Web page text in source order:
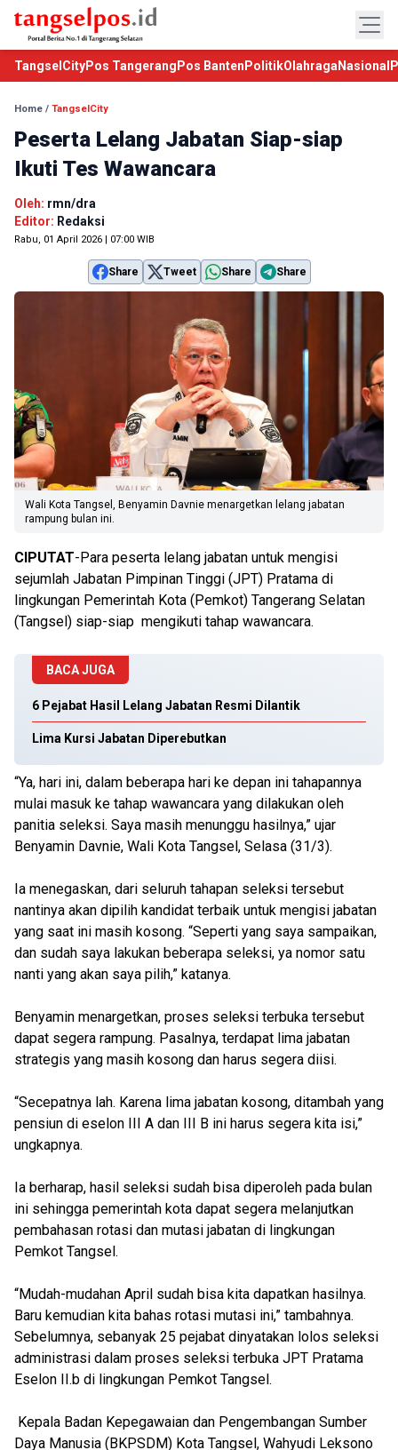
TangselCityPos Tangerang Pos Banten PolitikOlahraga Nasional
Home / TangselCity
Peserta Lelang Jabatan Siap-siap
Ikuti Tes Wawancara
Oleh: rmn/dra
Editor: Redaksi
Rabu, 01 April 2026 | 07:00 WIB
Share Tweet Share Share
Wali Kota Tangsel, Benyamin Davnie menargetkan lelang jabatan
rampung bulan ini.
CIPUTAT-Para peserta lelang jabatan untuk mengisi
sejumlah Jabatan Pimpinan Tinggi (JPT) Pratama di
lingkungan Pemerintah Kota (Pemkot) Tangerang Selatan
(Tangsel) siap-siap mengikuti tahap wawancara.
BACA JUGA
6 Pejabat Hasil Lelang Jabatan Resmi Dilantik
Lima Kursi Jabatan Diperebutkan
“Ya, hari ini, dalam beberapa hari ke depan ini tahapannya
mulai masuk ke tahap wawancara yang dilakukan oleh
panitia seleksi. Saya masih menunggu hasilnya,” ujar
Benyamin Davnie, Wali Kota Tangsel, Selasa (31/3).
Ia menegaskan, dari seluruh tahapan seleksi tersebut
nantinya akan dipilih kandidat terbaik untuk mengisi jabatan
yang saat ini masih kosong. “Seperti yang saya sampaikan,
dan sudah saya lakukan beberapa seleksi, ya nomor satu
nanti yang akan saya pilih,” katanya.
Benyamin menargetkan, proses seleksi terbuka tersebut
dapat segera rampung. Pasalnya, terdapat lima jabatan
strategis yang masih kosong dan harus segera diisi.
“Secepatnya lah. Karena lima jabatan kosong, ditambah yang
pensiun di eselon III A dan III B ini harus segera kita isi,”
ungkapnya.
Ia berharap, hasil seleksi sudah bisa diperoleh pada bulan
ini sehingga pemerintah kota dapat segera melanjutkan
pembahasan rotasi dan mutasi jabatan di lingkungan
Pemkot Tangsel.
“Mudah-mudahan April sudah bisa kita dapatkan hasilnya.
Baru kemudian kita bahas rotasi mutasi ini,” tambahnya.
Sebelumnya, sebanyak 25 pejabat dinyatakan lolos seleksi
administrasi dalam proses seleksi terbuka JPT Pratama
Eselon II.b di lingkungan Pemkot Tangsel.
Kepala Badan Kepegawaian dan Pengembangan Sumber
Daya Manusia (BKPSDM) Kota Tangsel, Wahyudi Leksono